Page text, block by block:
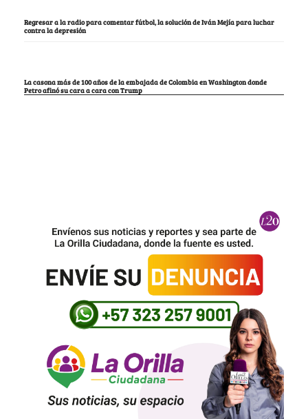
Regresar a la radio para comentar fútbol, la solución de Iván Mejía para luchar
contra la depresión
La casona más de 100 años de la embajada de Colombia en Washington donde
Petro afinó su cara a cara con Trump